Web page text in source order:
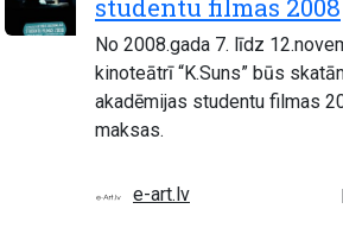
studentu filmas 2008
No 2008.gada 7. līdz
kinoteātrī “K.Suns” būs
akadēmijas studentu filmas
maksas.
e-art.lv